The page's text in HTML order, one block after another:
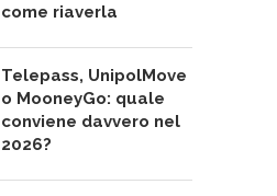
come riaverla
Telepass, UnipolMove
o MooneyGo: quale
conviene davvero nel
2026?